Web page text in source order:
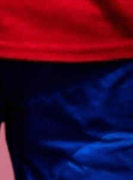
Игорь
Федор
Валерий
Маринато